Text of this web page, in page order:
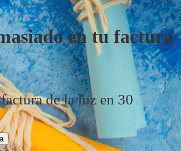
en tu factura
de la luz en 30